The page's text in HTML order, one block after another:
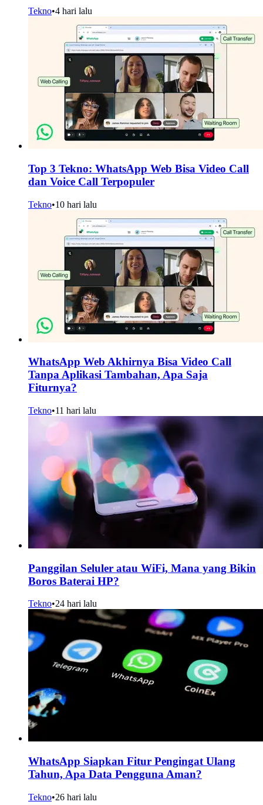
Tekno•4 hari lalu
Top 3 Tekno: WhatsApp Web Bisa Video Call
dan Voice Call Terpopuler
Tekno•10 hari lalu
WhatsApp Web Akhirnya Bisa Video Call
Tanpa Aplikasi Tambahan, Apa Saja
Fiturnya?
Tekno•11 hari lalu
Panggilan Seluler atau WiFi, Mana yang Bikin
Boros Baterai HP?
Tekno•24 hari lalu
WhatsApp Siapkan Fitur Pengingat Ulang
Tahun, Apa Data Pengguna Aman?
Tekno•26 hari lalu